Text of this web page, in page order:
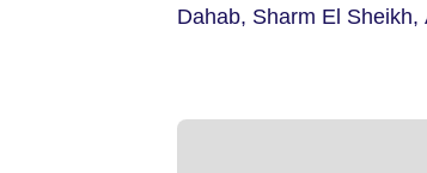
Dahab, Sharm El Sheikh,